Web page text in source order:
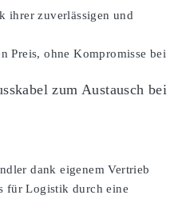
ihrer zuverlässigen und
Preis, ohne Kompromisse bei
zum Austausch bei
dank eigenem Vertrieb
für Logistik durch eine